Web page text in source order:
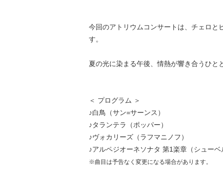
今回のアトリウムコンサートは、チェロと
す。
夏の光に染まる午後、情熱が響き合うひと
＜ プログラム ＞
♪白鳥（サン=サーンス）
♪タランテラ（ポッパー）
♪ヴォカリーズ（ラフマニノフ）
♪アルペジオーネソナタ 第1楽章（シュー
※曲目は予告なく変更になる場合があります。